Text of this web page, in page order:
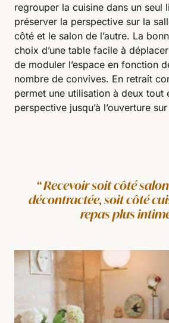
regrouper la cuisine dans un seul
préserver la perspective sur la
côté et le salon de l’autre. La
choix d’une table facile à
de moduler l’espace en fonction
nombre de convives. En retrait
permet une utilisation à deux tout
perspective jusqu’à l’ouverture
Recevoir soit côté
décontractée, soit côté
repas plus